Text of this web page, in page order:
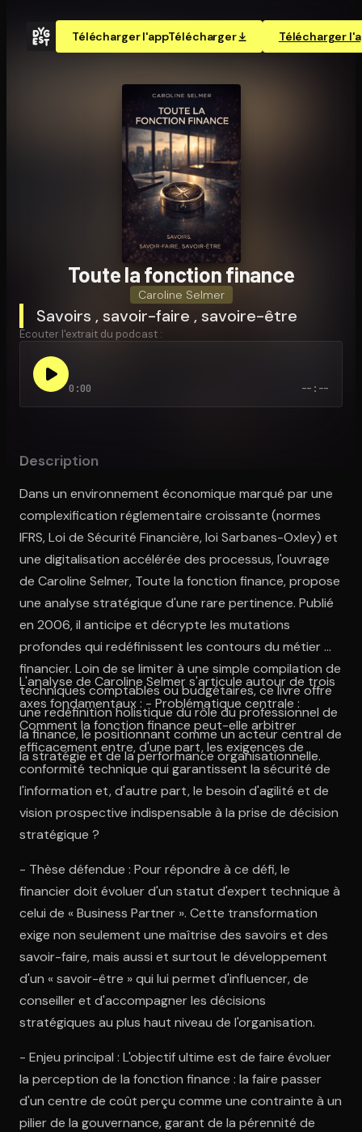
Télécharger l'appTélécharger Télécharger
Toute la fonction finance
Caroline Selmer
Savoirs , savoir-faire , savoire-être
Écouter l'extrait du podcast :
0:00 --:--
Description
Dans un environnement économique marqué par une
complexification réglementaire croissante (normes
IFRS, Loi de Sécurité Financière, loi Sarbanes-Oxley) et
une digitalisation accélérée des processus, l'ouvrage
de Caroline Selmer, Toute la fonction finance, propose
une analyse stratégique d'une rare pertinence. Publié
en 2006, il anticipe et décrypte les mutations
profondes qui redéfinissent les contours du métier de
financier. Loin de se limiter à une simple compilation de
techniques comptables ou budgétaires, ce livre offre
une redéfinition holistique du rôle du professionnel de
la finance, le positionnant comme un acteur central de
la stratégie et de la performance organisationnelle.
L'analyse de Caroline Selmer s'articule autour de trois
axes fondamentaux : - Problématique centrale :
Comment la fonction finance peut-elle arbitrer
efficacement entre, d'une part, les exigences de
conformité technique qui garantissent la sécurité de
l'information et, d'autre part, le besoin d'agilité et de
vision prospective indispensable à la prise de décision
stratégique ?
- Thèse défendue : Pour répondre à ce défi, le
financier doit évoluer d'un statut d'expert technique à
celui de « Business Partner ». Cette transformation
exige non seulement une maîtrise des savoirs et des
savoir-faire, mais aussi et surtout le développement
d'un « savoir-être » qui lui permet d'influencer, de
conseiller et d'accompagner les décisions
stratégiques au plus haut niveau de l'organisation.
- Enjeu principal : L'objectif ultime est de faire évoluer
la perception de la fonction finance : la faire passer
d'un centre de coût perçu comme une contrainte à un
pilier de la gouvernance, garant de la pérennité de